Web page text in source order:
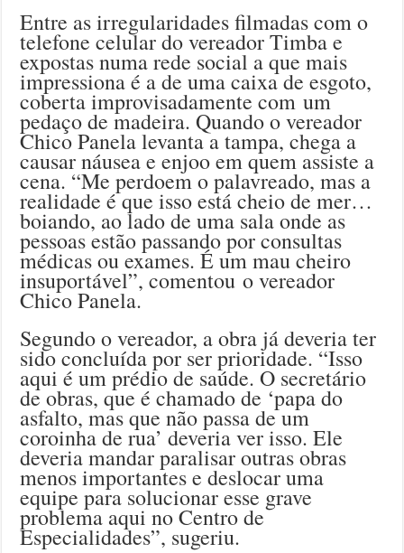
Entre as irregularidades filmadas com o
telefone celular do vereador Timba e
expostas numa rede social a que mais
impressiona é a de uma caixa de esgoto,
coberta improvisadamente com um
pedaço de madeira. Quando o vereador
Chico Panela levanta a tampa, chega a
causar náusea e enjoo em quem assiste a
cena. “Me perdoem o palavreado, mas a
realidade é que isso está cheio de mer…
boiando, ao lado de uma sala onde as
pessoas estão passando por consultas
médicas ou exames. É um mau cheiro
insuportável”, comentou o vereador
Chico Panela.
Segundo o vereador, a obra já deveria ter
sido concluída por ser prioridade. “Isso
aqui é um prédio de saúde. O secretário
de obras, que é chamado de ‘papa do
asfalto, mas que não passa de um
coroinha de rua’ deveria ver isso. Ele
deveria mandar paralisar outras obras
menos importantes e deslocar uma
equipe para solucionar esse grave
problema aqui no Centro de
Especialidades”, sugeriu.